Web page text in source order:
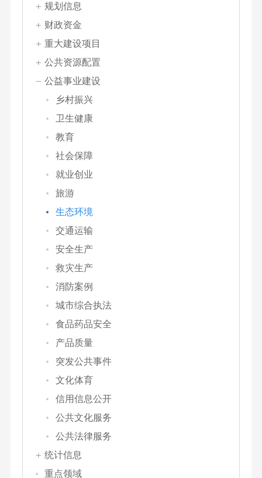
规划信息
财政资金
重大建设项目
公共资源配置
公益事业建设
乡村振兴
卫生健康
教育
社会保障
就业创业
旅游
生态环境
交通运输
安全生产
救灾生产
消防案例
城市综合执法
食品药品安全
产品质量
突发公共事件
文化体育
信用信息公开
公共文化服务
公共法律服务
统计信息
重点领域